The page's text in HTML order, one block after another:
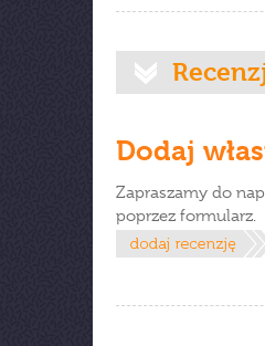
Dodaj
Zapraszamy do
poprzez formularz.